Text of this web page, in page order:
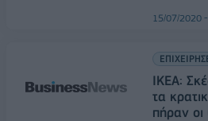
15/07/2020
ΙΚΕΑ:
τα
πήραν οι